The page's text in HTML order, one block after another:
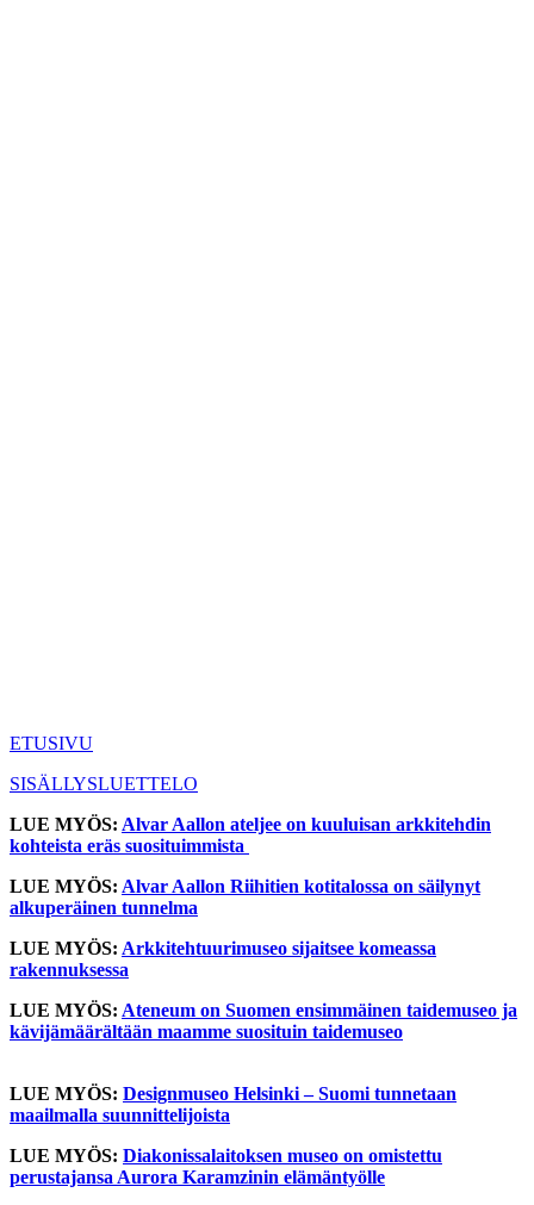
ETUSIVU
SISÄLLYSLUETTELO
LUE MYÖS: Alvar Aallon ateljee on kuuluisan arkkitehdin
kohteista eräs suosituimmista
LUE MYÖS: Alvar Aallon Riihitien kotitalossa on säilynyt
alkuperäinen tunnelma
LUE MYÖS: Arkkitehtuurimuseo sijaitsee komeassa
rakennuksessa
LUE MYÖS: Ateneum on Suomen ensimmäinen taidemuseo ja
kävijämäärältään maamme suosituin taidemuseo
LUE MYÖS: Designmuseo Helsinki – Suomi tunnetaan
maailmalla suunnittelijoista
LUE MYÖS: Diakonissalaitoksen museo on omistettu
perustajansa Aurora Karamzinin elämäntyölle